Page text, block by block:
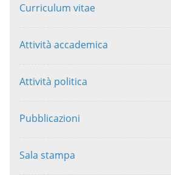
Curriculum vitae
Attività accademica
Attività politica
Pubblicazioni
Sala stampa